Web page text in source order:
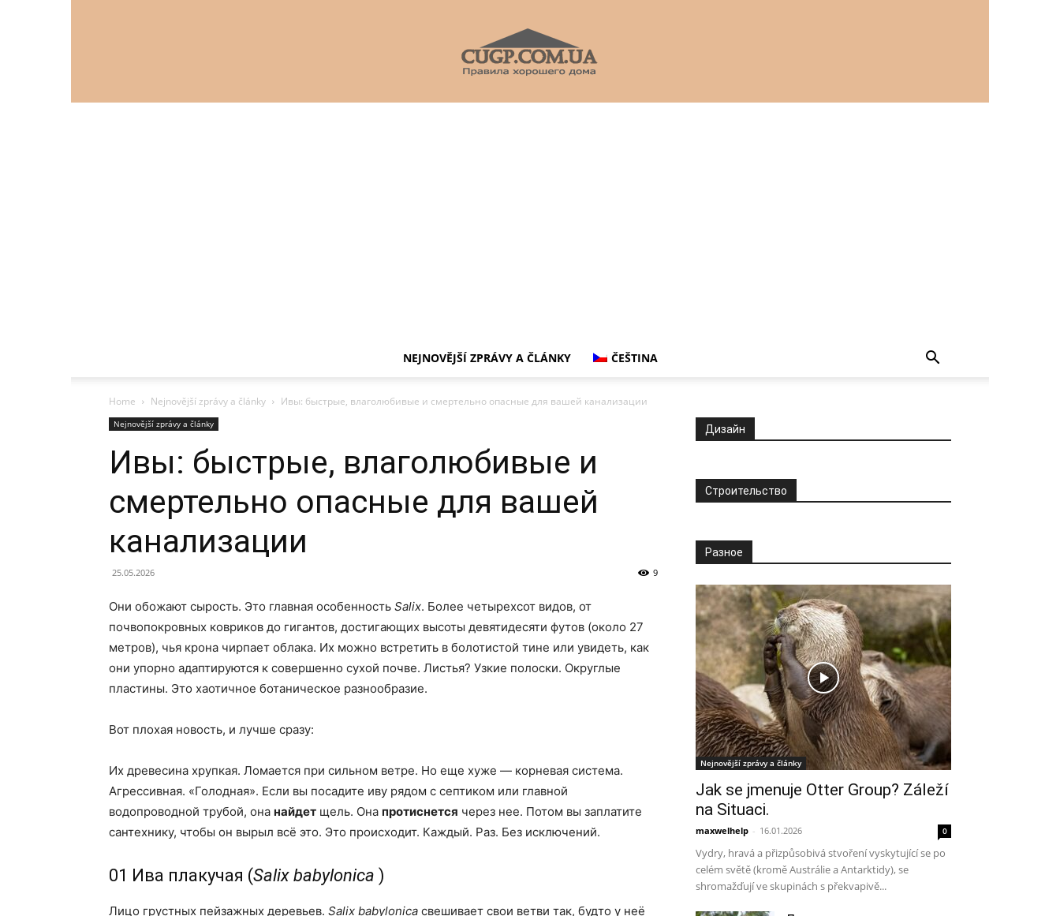
NEJNOVĚJŠÍ ZPRÁVY A ČLÁNKY ČEŠTINA
Home Nejnovější zprávy a články Ивы: быстрые, влаголюбивые и смертельно опасные для вашей канализации
Nejnovější zprávy a články
Ивы: быстрые, влаголюбивые и
смертельно опасные для вашей
канализации
25.05.2026 9
Они обожают сырость. Это главная особенность Salix. Более четырехсот видов, от
почвопокровных ковриков до гигантов, достигающих высоты девятидесяти футов (около 27
метров), чья крона чирпает облака. Их можно встретить в болотистой тине или увидеть, как
они упорно адаптируются к совершенно сухой почве. Листья? Узкие полоски. Округлые
пластины. Это хаотичное ботаническое разнообразие.
Вот плохая новость, и лучше сразу:
Их древесина хрупкая. Ломается при сильном ветре. Но еще хуже — корневая система.
Агрессивная. «Голодная». Если вы посадите иву рядом с септиком или главной
водопроводной трубой, она найдет щель. Она протиснется через нее. Потом вы заплатите
сантехнику, чтобы он вырыл всё это. Это происходит. Каждый. Раз. Без исключений.
01 Ива плакучая (Salix babylonica )
Лицо грустных пейзажных деревьев. Salix babylonica свешивает свои ветви так, будто у неё
Дизайн
Строительство
Разное
Nejnovější zprávy a články
Jak se jmenuje Otter Group? Záleží
na Situaci.
maxwelhelp - 16.01.2026 0
Vydry, hravá a přizpůsobivá stvoření vyskytující se po
celém světě (kromě Austrálie a Antarktidy), se
shromažďují ve skupinách s překvapivě...